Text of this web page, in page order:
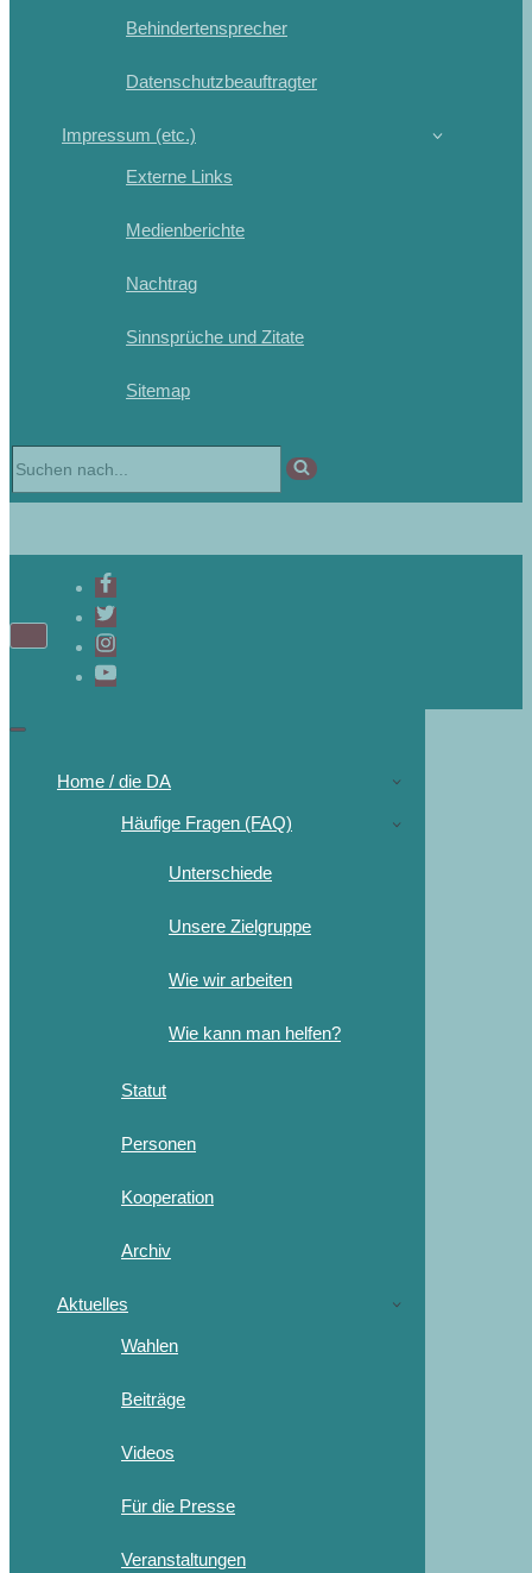
Behindertensprecher
Datenschutzbeauftragter
Impressum (etc.)
Externe Links
Medienberichte
Nachtrag
Sinnsprüche und Zitate
Sitemap
Home / die DA
Häufige Fragen (FAQ)
Unterschiede
Unsere Zielgruppe
Wie wir arbeiten
Wie kann man helfen?
Statut
Personen
Kooperation
Archiv
Aktuelles
Wahlen
Beiträge
Videos
Für die Presse
Veranstaltungen